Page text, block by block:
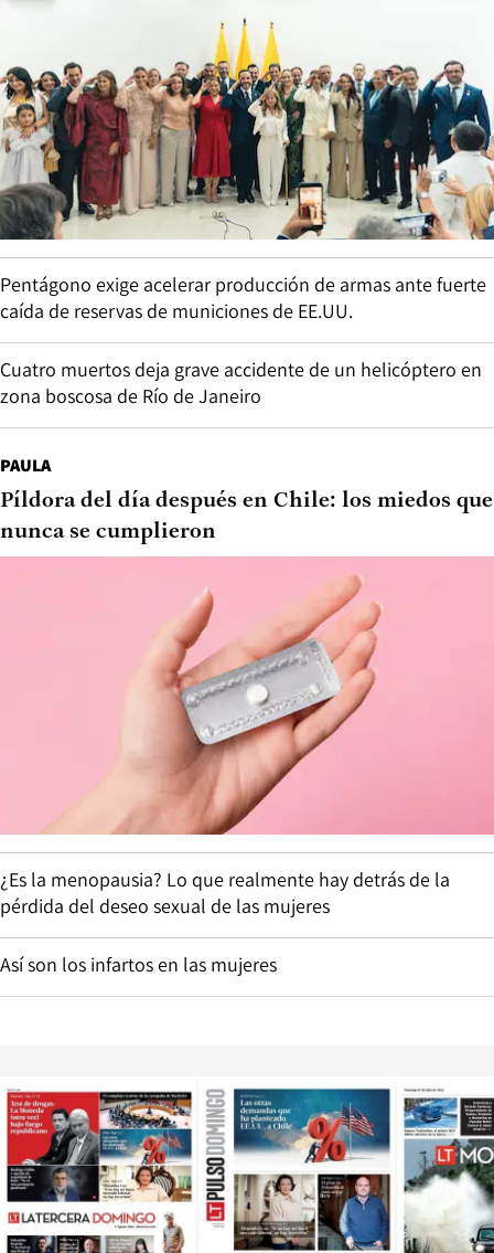
Pentágono exige acelerar producción de armas ante fuerte
caída de reservas de municiones de EE.UU.
Cuatro muertos deja grave accidente de un helicóptero en
zona boscosa de Río de Janeiro
PAULA
Píldora del día después en Chile: los miedos que
nunca se cumplieron
¿Es la menopausia? Lo que realmente hay detrás de la
pérdida del deseo sexual de las mujeres
Así son los infartos en las mujeres
Opens in new window Opens in